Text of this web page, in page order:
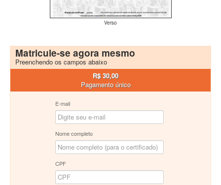
Verso
Matricule-se agora mesmo
Preenchendo os campos abaixo
R$ 30,00
Pagamento único
E-mail
Nome completo
CPF